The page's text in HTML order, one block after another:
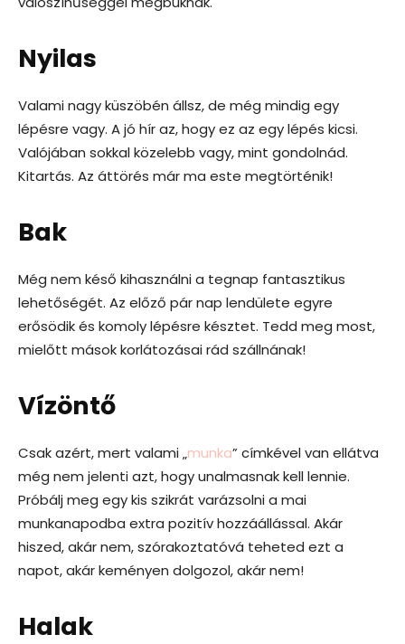
Nyilas
Valami nagy küszöbén állsz, de még mindig egy
lépésre vagy. A jó hír az, hogy ez az egy lépés kicsi.
Valójában sokkal közelebb vagy, mint gondolnád.
Kitartás. Az áttörés már ma este megtörténik!
Bak
Még nem késő kihasználni a tegnap fantasztikus
lehetőségét. Az előző pár nap lendülete egyre
erősödik és komoly lépésre késztet. Tedd meg most,
mielőtt mások korlátozásai rád szállnának!
Vízöntő
Csak azért, mert valami „munka” címkével van ellátva
még nem jelenti azt, hogy unalmasnak kell lennie.
Próbálj meg egy kis szikrát varázsolni a mai
munkanapodba extra pozitív hozzáállással. Akár
hiszed, akár nem, szórakoztatóvá teheted ezt a
napot, akár keményen dolgozol, akár nem!
Halak